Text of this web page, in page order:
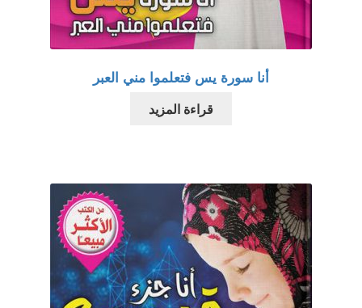
أنا سورة يس فتعلموا مني العبر
قراءة المزيد